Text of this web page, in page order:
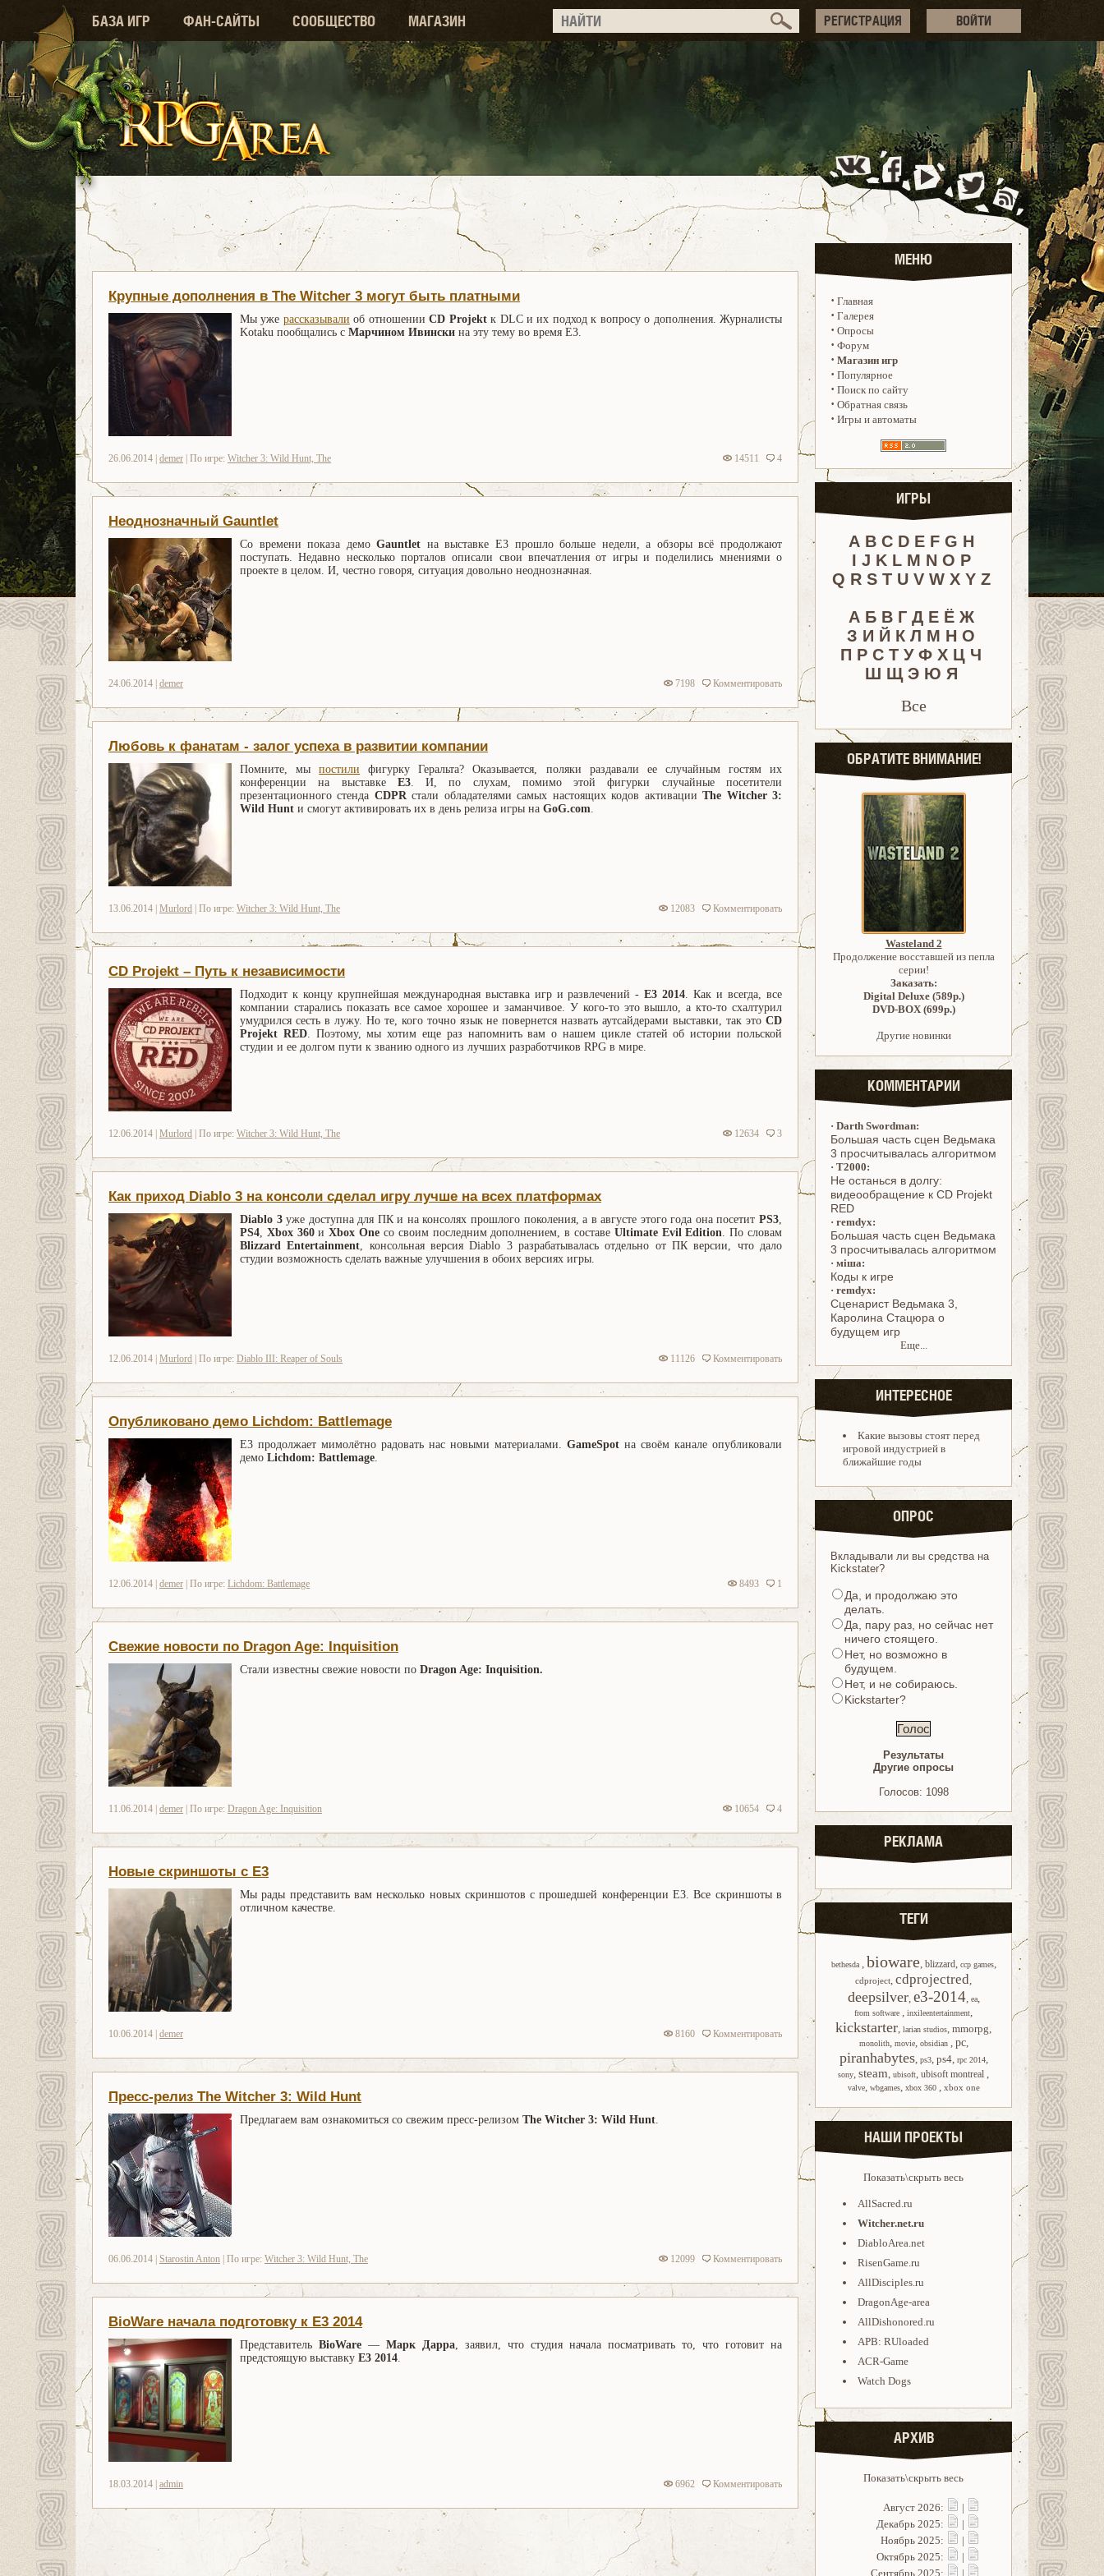
БАЗА ИГР ФАН-САЙТЫ СООБЩЕСТВО МАГАЗИН РЕГИСТРАЦИЯ ВОЙТИ
Крупные дополнения в The Witcher 3 могут быть платными
Мы уже рассказывали об отношенииCD Projektк DLC и их подход к вопросу о дополнения. Журналисты
Kotaku пообщались с Марчином Ивински на эту тему во время Е3.
26.06.2014 | demer | По игре: Witcher 3: Wild Hunt, The 14511 4
Неоднозначный Gauntlet
Со времени показа демоGauntlet на выставке Е3 прошло больше недели, а обзоры всё продолжают
поступать. Недавно несколько порталов описали свои впечатления от игры и поделились мнениями о
проекте в целом. И, честно говоря, ситуация довольно неоднозначная.
24.06.2014 | demer 7198 Комментировать
Любовь к фанатам - залог успеха в развитии компании
Помните, мыпостили фигурку Геральта? Оказывается, поляки раздавали ее случайным гостям их
конференции на выставке Е3. И, по слухам, помимо этой фигурки случайные посетители
презентационного стенда CDPRстали обладателями самых настоящих кодов активацииThe Witcher 3:
Wild Hunt и смогут активировать их в день релиза игры на GoG.com.
13.06.2014 | Murlord | По игре: Witcher 3: Wild Hunt, The 12083 Комментировать
CD Projekt – Путь к независимости
Подходит к концу крупнейшая международная выставка игр и развлечений -E3 2014. Как и всегда, все
компании старались показать все самое хорошее и заманчивое. У кого-то это вышло, а кто-то схалтурил
умудрился сесть в лужу. Но те, кого точно язык не повернется назвать аутсайдерами выставки, так это CD
Projekt RED. Поэтому, мы хотим еще раз напомнить вам о нашем цикле статей об истории польской
студии и ее долгом пути к званию одного из лучших разработчиков RPG в мире.
12.06.2014 | Murlord | По игре: Witcher 3: Wild Hunt, The 12634 3
Как приход Diablo 3 на консоли сделал игру лучше на всех платформах
Diablo 3уже доступна для ПК и на консолях прошлого поколения, а в августе этого года она посетитPS3,
PS4, Xbox 360иXbox One со своим последним дополнением, в составе Ultimate Evil Edition. По словам
Blizzard Entertainment, консольная версия Diablo 3 разрабатывалась отдельно от ПК версии, что дало
студии возможность сделать важные улучшения в обоих версиях игры.
12.06.2014 | Murlord | По игре: Diablo III: Reaper of Souls 11126 Комментировать
Опубликовано демо Lichdom: Battlemage
E3 продолжает мимолётно радовать нас новыми материалами. GameSpot на своём канале опубликовали
демо Lichdom: Battlemage.
12.06.2014 | demer | По игре: Lichdom: Battlemage 8493 1
Свежие новости по Dragon Age: Inquisition
Стали известны свежие новости по Dragon Age: Inquisition.
11.06.2014 | demer | По игре: Dragon Age: Inquisition 10654 4
Новые скриншоты с E3
Мы рады представить вам несколько новых скриншотов с прошедшей конференции E3. Все скриншоты в
отличном качестве.
10.06.2014 | demer 8160 Комментировать
Пресс-релиз The Witcher 3: Wild Hunt
Предлагаем вам ознакомиться со свежим пресс-релизом The Witcher 3: Wild Hunt.
06.06.2014 | Starostin Anton | По игре: Witcher 3: Wild Hunt, The 12099 Комментировать
BioWare начала подготовку к E3 2014
Представитель BioWare — Марк Дарра, заявил, что студия начала посматривать то, что готовит на
предстоящую выставку E3 2014.
18.03.2014 | admin 6962 Комментировать
МЕНЮ
· Главная
· Галерея
· Опросы
· Форум
· Магазин игр
· Популярное
· Поиск по сайту
· Обратная связь
· Игры и автоматы
ИГРЫ
A B C D E F G H
I J K L M N O P
Q R S T U V W X Y Z
А Б В Г Д Е Ё Ж
З И Й К Л М Н О
П Р С Т У Ф Х Ц Ч
Ш Щ Э Ю Я
Все
ОБРАТИТЕ ВНИМАНИЕ!
Wasteland 2
Продолжение восставшей из пепла
серии!
Заказать:
Digital Deluxe (589р.)
DVD-BOX (699р.)
Другие новинки
КОММЕНТАРИИ
· Darth Swordman:
Большая часть сцен Ведьмака
3 просчитывалась алгоритмом
· T2000:
Не останься в долгу:
видеообращение к CD Projekt
RED
· remdyx:
Большая часть сцен Ведьмака
3 просчитывалась алгоритмом
· міша:
Коды к игре
· remdyx:
Cценарист Ведьмака 3,
Каролина Стацюра о
будущем игр
Еще...
ИНТЕРЕСНОЕ
Какие вызовы стоят перед
игровой индустрией в
ближайшие годы
ОПРОС
Вкладывали ли вы средства на
Kickstater?
Да, и продолжаю это
делать.
Да, пару раз, но сейчас нет
ничего стоящего.
Нет, но возможно в
будущем.
Нет, и не собираюсь.
Kickstarter?
Результаты
Другие опросы
Голосов: 1098
РЕКЛАМА
ТЕГИ
bethesda , bioware, blizzard, ccp games,
cdproject, cdprojectred,
deepsilver, e3-2014, ea,
from software , inxileentertainment,
kickstarter, larian studios, mmorpg,
monolith, movie, obsidian , pc,
piranhabytes, ps3, ps4, rpc 2014,
sony, steam, ubisoft, ubisoft montreal ,
valve, wbgames, xbox 360 , xbox one
НАШИ ПРОЕКТЫ
Показать\скрыть весь
AllSacred.ru
Witcher.net.ru
DiabloArea.net
RisenGame.ru
AllDisciples.ru
DragonAge-area
AllDishonored.ru
APB: RUloaded
ACR-Game
Watch Dogs
АРХИВ
Показать\скрыть весь
Август 2026:
|
Декабрь 2025:
|
Ноябрь 2025:
|
Октябрь 2025:
|
Сентябрь 2025:
|